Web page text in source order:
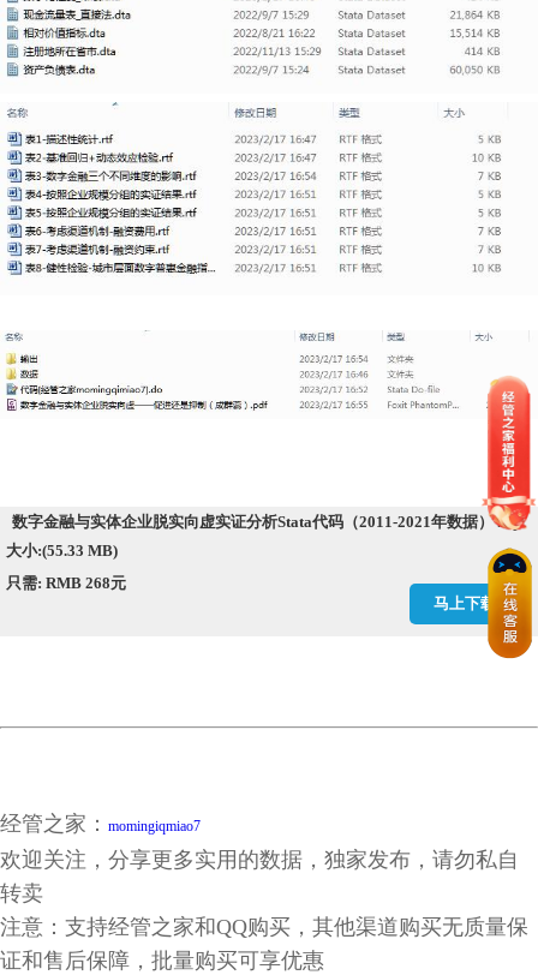
数字金融与实体企业脱实向虚实证分析Stata代码（2011-2021年数据） .zip
大小:(55.33 MB)
只需: RMB 268元
马上下载
经管之家： momingiqmiao7
欢迎关注，分享更多实用的数据，独家发布，请勿私自
转卖
注意：支持经管之家和QQ购买，其他渠道购买无质量保
证和售后保障，批量购买可享优惠